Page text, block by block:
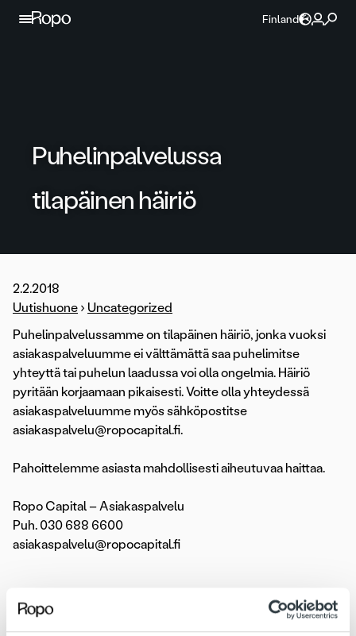
Jatka sisältöön
Finland
Puhelinpalvelussa
tilapäinen häiriö
2.2.2018
Uutishuone › Uncategorized
Puhelinpalvelussamme on tilapäinen häiriö, jonka vuoksi
asiakaspalveluumme ei välttämättä saa puhelimitse
yhteyttä tai puhelun laadussa voi olla ongelmia. Häiriö
pyritään korjaamaan pikaisesti. Voitte olla yhteydessä
asiakaspalveluumme myös sähköpostitse
asiakaspalvelu@ropocapital.fi.
Pahoittelemme asiasta mahdollisesti aiheutuvaa haittaa.
Ropo Capital – Asiakaspalvelu
Puh. 030 688 6600
asiakaspalvelu@ropocapital.fi
Häiriö